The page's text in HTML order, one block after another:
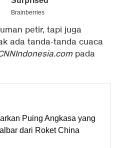
petir, tapi juga
ada tanda-tanda cuaca
pada
Puing Angkasa yang
dari Roket China